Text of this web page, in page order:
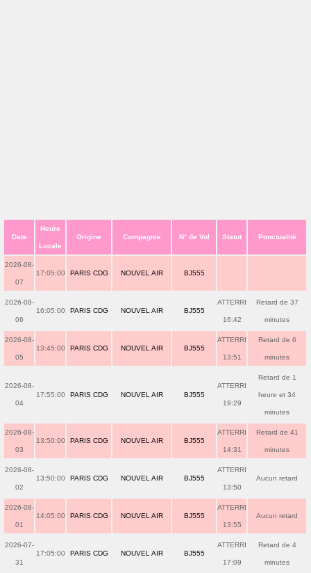
Date
Heure
Locale
Origine Compagnie N° de Vol Statut Ponctualité
2026-08-
07
17:05:00 PARIS CDG NOUVEL AIR BJ555
2026-08-
06
16:05:00 PARIS CDG NOUVEL AIR BJ555
ATTERRI
16:42
Retard de 37
minutes
2026-08-
05
13:45:00 PARIS CDG NOUVEL AIR BJ555
ATTERRI
13:51
Retard de 6
minutes
2026-08-
04
17:55:00 PARIS CDG NOUVEL AIR BJ555
ATTERRI
19:29
Retard de 1
heure et 34
minutes
2026-08-
03
13:50:00 PARIS CDG NOUVEL AIR BJ555
ATTERRI
14:31
Retard de 41
minutes
2026-08-
02
13:50:00 PARIS CDG NOUVEL AIR BJ555
ATTERRI
13:50
Aucun retard
2026-08-
01
14:05:00 PARIS CDG NOUVEL AIR BJ555
ATTERRI
13:55
Aucun retard
2026-07-
31
17:05:00 PARIS CDG NOUVEL AIR BJ555
ATTERRI
17:09
Retard de 4
minutes